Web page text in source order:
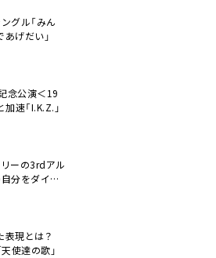
グル「みん
げだい」
念公演＜19
速「I.K.Z.」
リーの3rdアル
分をダイレ
表現とは？
使達の歌」